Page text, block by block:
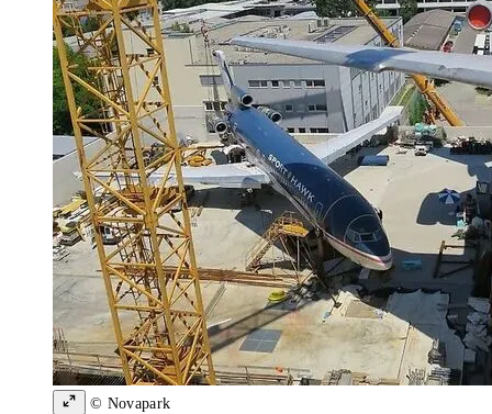
© Novapark